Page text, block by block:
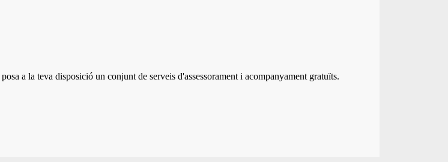
posa a la teva disposició un conjunt de serveis d'assessorament i acompanyament gratuïts.